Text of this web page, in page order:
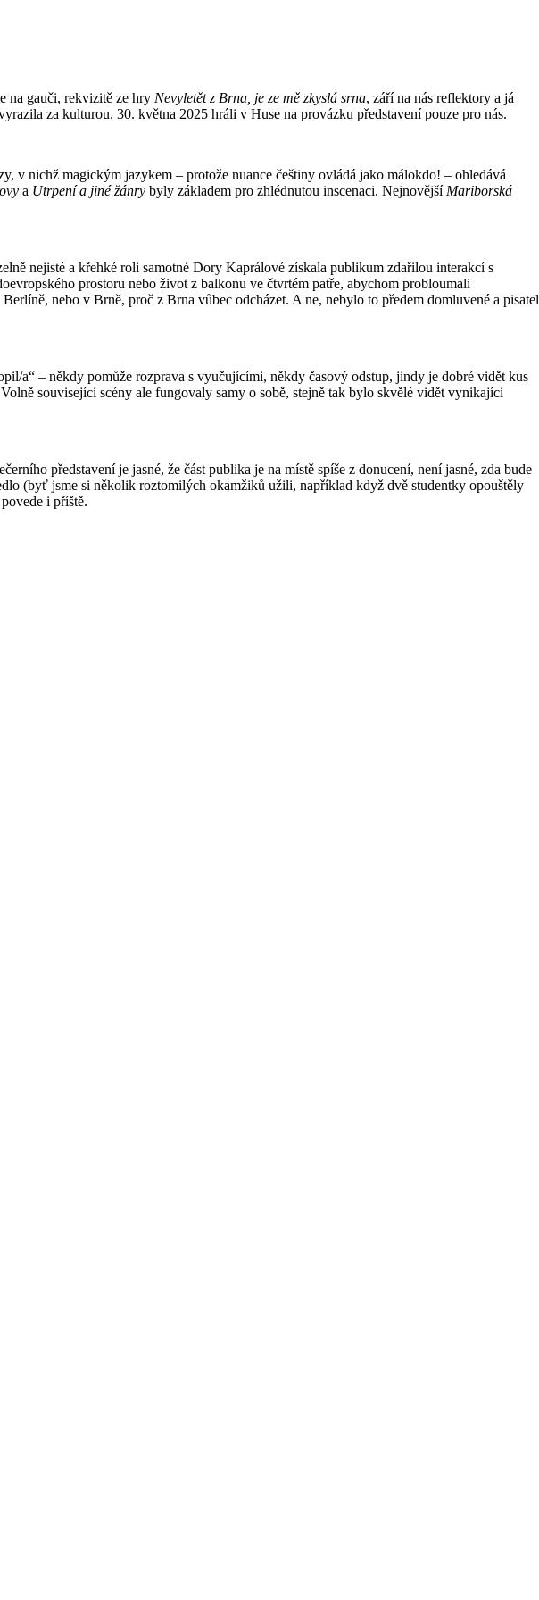
na gauči, rekvizitě ze hry Nevyletět z Brna, je ze mě zkyslá srna, září na nás reflektory a já
za kulturou. 30. května 2025 hráli v Huse na provázku představení pouze pro nás.
v nichž magickým jazykem – protože nuance češtiny ovládá jako málokdo! – ohledává
a Utrpení a jiné žánry byly základem pro zhlédnutou inscenaci. Nejnovější Mariborská
nejisté a křehké roli samotné Dory Kaprálové získala publikum zdařilou interakcí s
prostoru nebo život z balkonu ve čtvrtém patře, abychom probloumali
Berlíně, nebo v Brně, proč z Brna vůbec odcházet. A ne, nebylo to předem domluvené a pisatel
a“ – někdy pomůže rozprava s vyučujícími, někdy časový odstup, jindy je dobré vidět kus
související scény ale fungovaly samy o sobě, stejně tak bylo skvělé vidět vynikající
představení je jasné, že část publika je na místě spíše z donucení, není jasné, zda bude
(byť jsme si několik roztomilých okamžiků užili, například když dvě studentky opouštěly
i příště.